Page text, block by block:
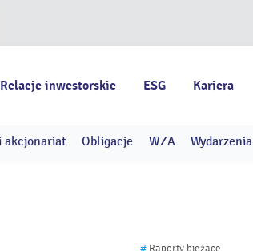
Relacje inwestorskie ESG Kariera
akcjonariat Obligacje WZA Wydarzenia